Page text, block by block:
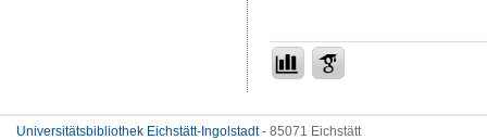
Universitätsbibliothek Eichstätt-Ingolstadt- 85071 Eichstätt